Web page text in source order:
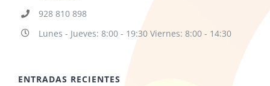
928 810 898
Lunes - Jueves: 8:00 - 19:30 Viernes: 8:00 - 14:30
ENTRADAS RECIENTES